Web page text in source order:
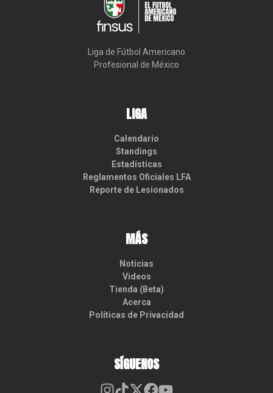
Liga de Fútbol Americano
Profesional de México
LIGA
Calendario
Standings
Estadísticas
Reglamentos Oficiales LFA
Reporte de Lesionados
MÁS
Noticias
Videos
Tienda (Beta)
Acerca
Políticas de Privacidad
SÍGUENOS